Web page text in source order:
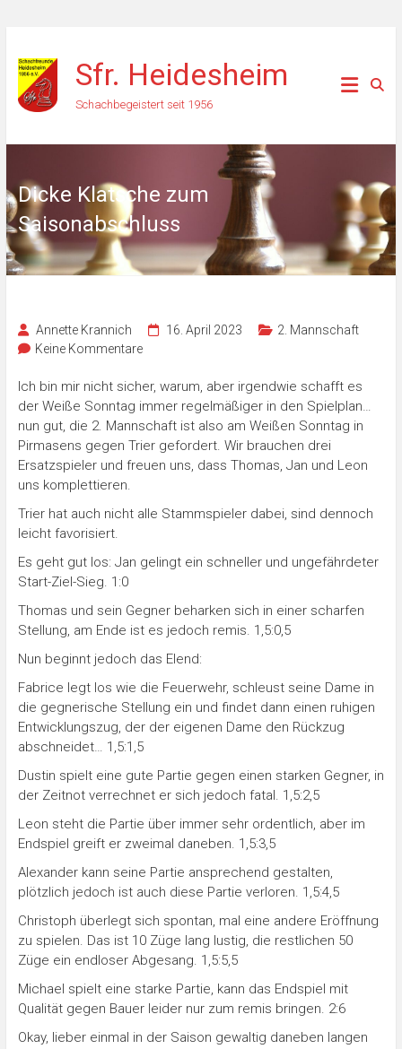
Inhalt
springen
Sfr. Heidesheim
Schachbegeistert seit 1956
Dicke Klatsche zum
Saisonabschluss
Annette Krannich 16. April 2023
2. Mannschaft
Keine Kommentare
Ich bin mir nicht sicher, warum, aber irgendwie schafft es
der Weiße Sonntag immer regelmäßiger in den Spielplan…
nun gut, die 2. Mannschaft ist also am Weißen Sonntag in
Pirmasens gegen Trier gefordert. Wir brauchen drei
Ersatzspieler und freuen uns, dass Thomas, Jan und Leon
uns komplettieren.
Trier hat auch nicht alle Stammspieler dabei, sind dennoch
leicht favorisiert.
Es geht gut los: Jan gelingt ein schneller und ungefährdeter
Start-Ziel-Sieg. 1:0
Thomas und sein Gegner beharken sich in einer scharfen
Stellung, am Ende ist es jedoch remis. 1,5:0,5
Nun beginnt jedoch das Elend:
Fabrice legt los wie die Feuerwehr, schleust seine Dame in
die gegnerische Stellung ein und findet dann einen ruhigen
Entwicklungszug, der der eigenen Dame den Rückzug
abschneidet… 1,5:1,5
Dustin spielt eine gute Partie gegen einen starken Gegner, in
der Zeitnot verrechnet er sich jedoch fatal. 1,5:2,5
Leon steht die Partie über immer sehr ordentlich, aber im
Endspiel greift er zweimal daneben. 1,5:3,5
Alexander kann seine Partie ansprechend gestalten,
plötzlich jedoch ist auch diese Partie verloren. 1,5:4,5
Christoph überlegt sich spontan, mal eine andere Eröffnung
zu spielen. Das ist 10 Züge lang lustig, die restlichen 50
Züge ein endloser Abgesang. 1,5:5,5
Michael spielt eine starke Partie, kann das Endspiel mit
Qualität gegen Bauer leider nur zum remis bringen. 2:6
Okay, lieber einmal in der Saison gewaltig daneben langen